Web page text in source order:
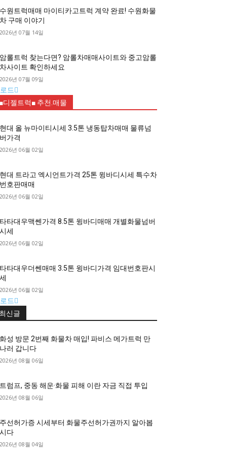
수원트럭매매 마이티카고트럭 계약 완료! 수원화물
차 구매 이야기
2026년 07월 14일
암롤트럭 찾는다면? 암롤차매매사이트와 중고암롤
차사이트 확인하세요
2026년 07월 09일
드
디젤트럭■ 추천.매물
현대 올 뉴마이티시세 3.5톤 냉동탑차매매 물류넘
버가격
2026년 06월 02일
현대 트라고 엑시언트가격 25톤 윙바디시세 특수차
번호판매매
2026년 06월 02일
타타대우맥쎈가격 8.5톤 윙바디매매 개별화물넘버
시세
2026년 06월 02일
타타대우더쎈매매 3.5톤 윙바디가격 임대번호판시
세
2026년 06월 02일
드
신글
화성 방문 2번째 화물차 매입! 파비스 메가트럭 만
나러 갑니다
2026년 08월 06일
트럼프, 중동 해운·화물 피해 이란 자금 직접 투입
2026년 08월 06일
주선허가증 시세부터 화물주선허가권까지 알아봅
시다
2026년 08월 04일